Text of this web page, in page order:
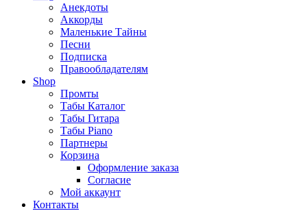
Анекдоты
Аккорды
Маленькие Тайны
Песни
Подписка
Правообладателям
Shop
Промты
Табы Каталог
Табы Гитара
Табы Piano
Партнеры
Корзина
Оформление заказа
Согласие
Мой аккаунт
Контакты